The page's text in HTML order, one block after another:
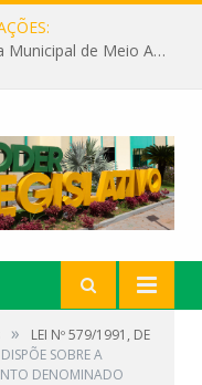
Câmara recebe palestra da Secretária Municipal de Meio Ambiente sobre as ações da “SEMANA DO MEIO AMBIENTE”
»
LEI Nº 579/1991, DE
SOBRE A
DENOMINADO